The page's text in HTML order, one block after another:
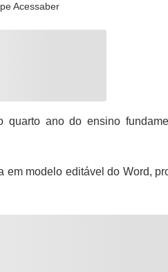
Acessaber
ano do ensino
modelo editável do Word,